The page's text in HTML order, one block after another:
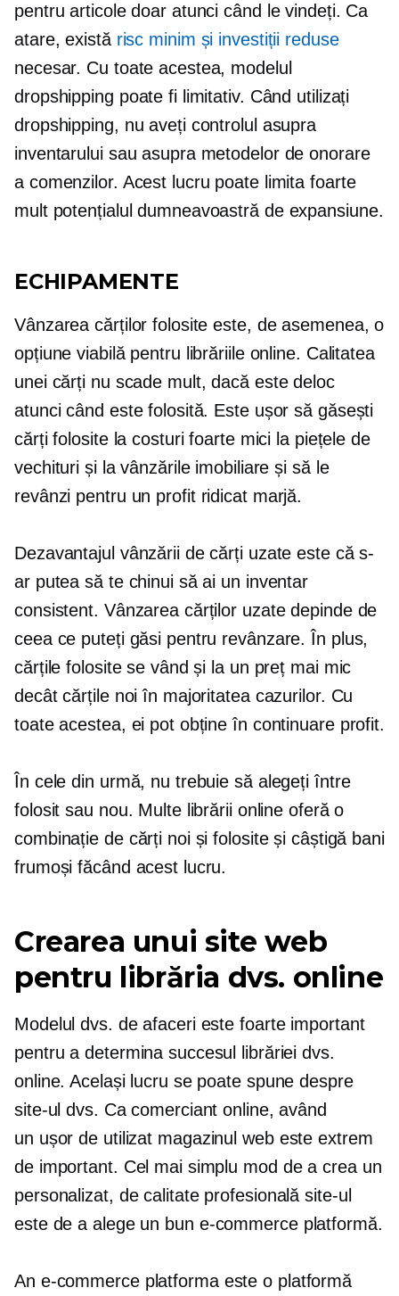
pentru articole doar atunci când le vindeți. Ca
atare, există risc minim și investiții reduse
necesar. Cu toate acestea, modelul
dropshipping poate fi limitativ. Când utilizați
dropshipping, nu aveți controlul asupra
inventarului sau asupra metodelor de onorare
a comenzilor. Acest lucru poate limita foarte
mult potențialul dumneavoastră de expansiune.
ECHIPAMENTE
Vânzarea cărților folosite este, de asemenea, o
opțiune viabilă pentru librăriile online. Calitatea
unei cărți nu scade mult, dacă este deloc
atunci când este folosită. Este ușor să găsești
cărți folosite la costuri foarte mici la piețele de
vechituri și la vânzările imobiliare și să le
revânzi pentru un profit ridicatmarjă.
Dezavantajul vânzării de cărți uzate este că s-
ar putea să te chinui să ai un inventar
consistent. Vânzarea cărților uzate depinde de
ceea ce puteți găsi pentru revânzare. În plus,
cărțile folosite se vând și la un preț mai mic
decât cărțile noi în majoritatea cazurilor. Cu
toate acestea, ei pot obține în continuare profit.
În cele din urmă, nu trebuie să alegeți între
folosit sau nou. Multe librării online oferă o
combinație de cărți noi și folosite și câștigă bani
frumoși făcând acest lucru.
Crearea unui site web
pentru librăria dvs. online
Modelul dvs. de afaceri este foarte important
pentru a determina succesul librăriei dvs.
online. Același lucru se poate spune despre
site-ul dvs. Ca comerciant online, având
un ușor de utilizat magazinul web este extrem
de important. Cel mai simplu mod de a crea un
personalizat, de calitate profesională site-ul
este de a alege un bun e-commerceplatformă.
An e-commerceplatforma este o platformă